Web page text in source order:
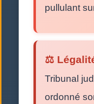
pullulant
⚖️
Tribunal
ordonné